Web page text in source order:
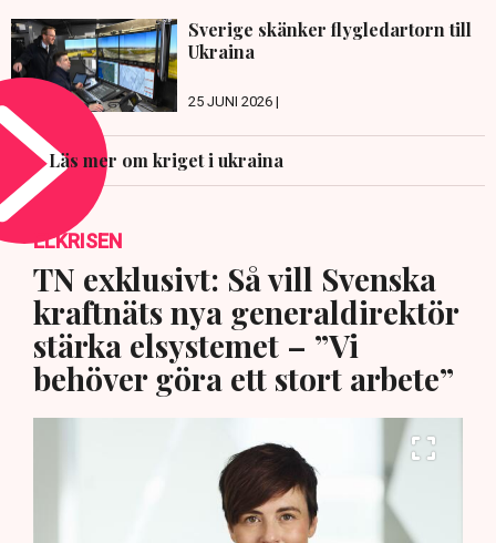
Sverige skänker flygledartorn till
Ukraina
25 JUNI 2026 |
Läs mer om kriget i ukraina
ELKRISEN
TN exklusivt: Så vill Svenska
kraftnäts nya generaldirektör
stärka elsystemet – ”Vi
behöver göra ett stort arbete”